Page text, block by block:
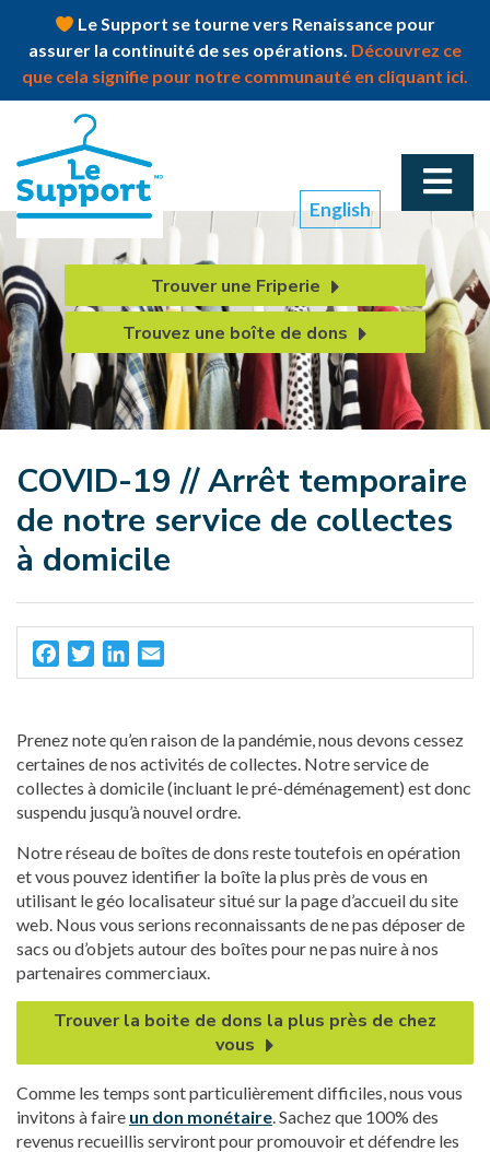
Le Support se tourne vers Renaissance pour
assurer la continuité de ses opérations. Découvrez ce
que cela signifie pour notre communauté en cliquant ici.
English
Trouver une Friperie
Trouvez une boîte de dons
COVID-19 // Arrêt temporaire
de notre service de collectes
à domicile
Facebook
TwitterLinkedIn
Prenez note qu’en raison de la pandémie, nous devons cessez
certaines de nos activités de collectes. Notre service de
collectes à domicile (incluant le pré-déménagement) est donc
suspendu jusqu’à nouvel ordre.
Notre réseau de boîtes de dons reste toutefois en opération
et vous pouvez identifier la boîte la plus près de vous en
utilisant le géo localisateur situé sur la page d’accueil du site
web. Nous vous serions reconnaissants de ne pas déposer de
sacs ou d’objets autour des boîtes pour ne pas nuire à nos
partenaires commerciaux.
Trouver la boite de dons la plus près de chez
vous
Comme les temps sont particulièrement difficiles, nous vous
invitons à faire un don monétaire . Sachez que 100% des
revenus recueillis serviront pour promouvoir et défendre les